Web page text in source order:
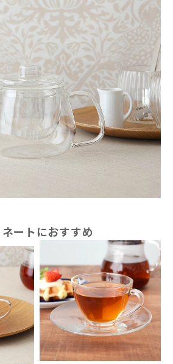
ートにおすすめ